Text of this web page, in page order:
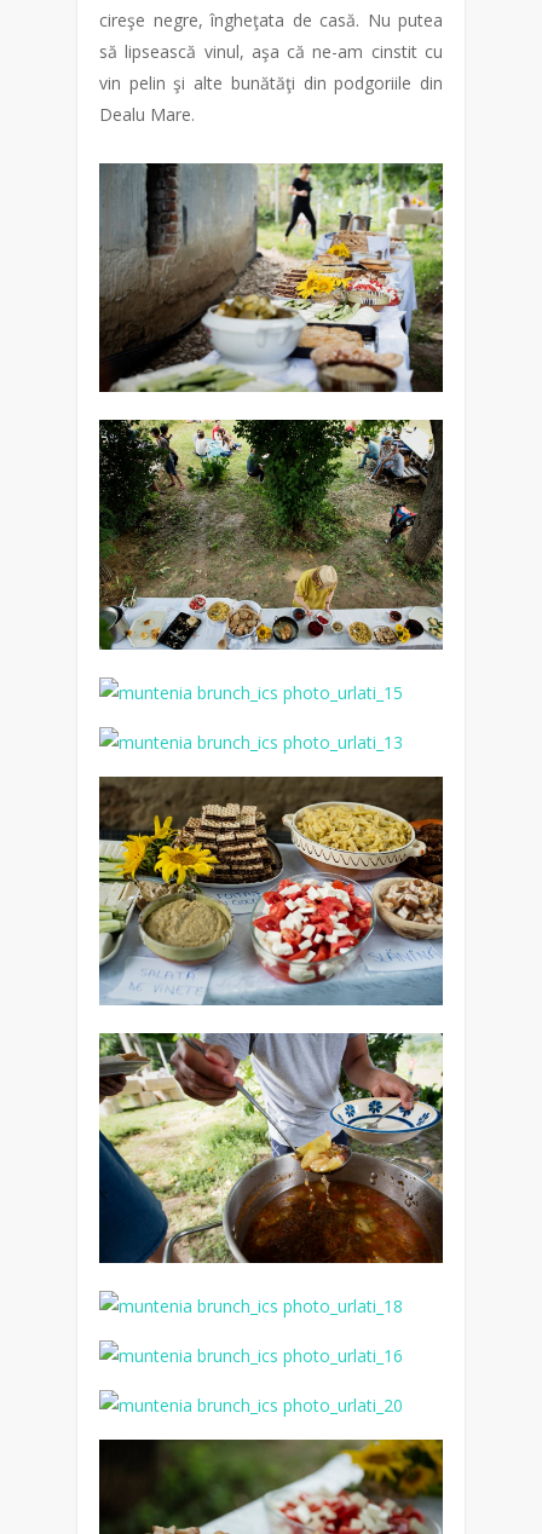
cireşe negre, îngheţata de casă. Nu putea
să lipsească vinul, aşa că ne-am cinstit cu
vin pelin şi alte bunătăţi din podgoriile din
Dealu Mare.